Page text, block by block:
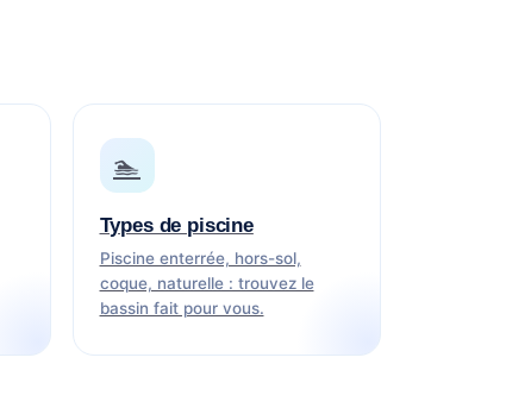
🏊
Types de piscine
Piscine enterrée, hors-sol,
coque, naturelle : trouvez le
bassin fait pour vous.